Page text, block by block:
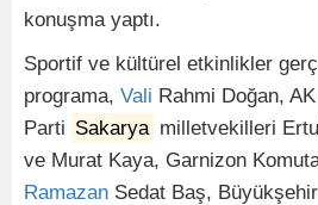
konuşma yaptı.
Sportif ve kültürel etkinlikler
programa, Vali Rahmi Doğan, AK
Parti Sakarya milletvekilleri
ve Murat Kaya, Garnizon
Ramazan Sedat Baş,